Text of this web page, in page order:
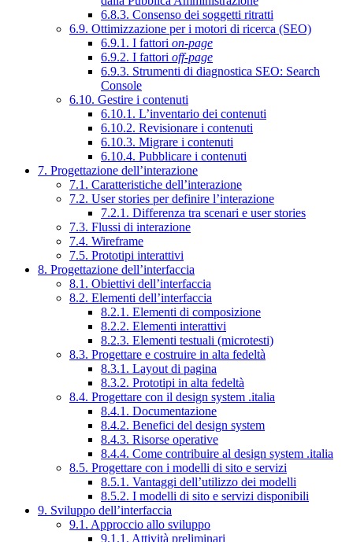
6.8.3. Consenso dei soggetti ritratti
6.9. Ottimizzazione per i motori di ricerca (SEO)
6.9.1. I fattori on-page
6.9.2. I fattori off-page
6.9.3. Strumenti di diagnostica SEO: Search
Console
6.10. Gestire i contenuti
6.10.1. L’inventario dei contenuti
6.10.2. Revisionare i contenuti
6.10.3. Migrare i contenuti
6.10.4. Pubblicare i contenuti
7. Progettazione dell’interazione
7.1. Caratteristiche dell’interazione
7.2. User stories per definire l’interazione
7.2.1. Differenza tra scenari e user stories
7.3. Flussi di interazione
7.4. Wireframe
7.5. Prototipi interattivi
8. Progettazione dell’interfaccia
8.1. Obiettivi dell’interfaccia
8.2. Elementi dell’interfaccia
8.2.1. Elementi di composizione
8.2.2. Elementi interattivi
8.2.3. Elementi testuali (microtesti)
8.3. Progettare e costruire in alta fedeltà
8.3.1. Layout di pagina
8.3.2. Prototipi in alta fedeltà
8.4. Progettare con il design system .italia
8.4.1. Documentazione
8.4.2. Benefici del design system
8.4.3. Risorse operative
8.4.4. Come contribuire al design system .italia
8.5. Progettare con i modelli di sito e servizi
8.5.1. Vantaggi dell’utilizzo dei modelli
8.5.2. I modelli di sito e servizi disponibili
9. Sviluppo dell’interfaccia
9.1. Approccio allo sviluppo
9.1.1. Attività preliminari